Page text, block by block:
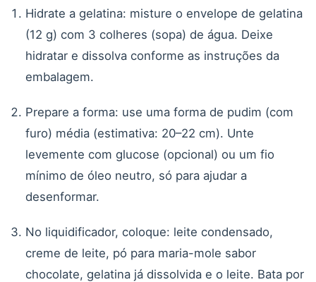
Hidrate a gelatina: misture o envelope de gelatina
(12 g) com 3 colheres (sopa) de água. Deixe
hidratar e dissolva conforme as instruções da
embalagem.
Prepare a forma: use uma forma de pudim (com
furo) média (estimativa: 20–22 cm). Unte
levemente com glucose (opcional) ou um fio
mínimo de óleo neutro, só para ajudar a
desenformar.
No liquidificador, coloque: leite condensado,
creme de leite, pó para maria-mole sabor
chocolate, gelatina já dissolvida e o leite. Bata por